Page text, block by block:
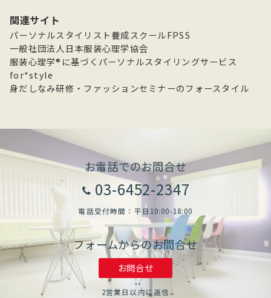
イ
ブ
関連サイト
パーソナルスタイリスト養成スクールFPSS
一般社団法人日本服装心理学協会
服装心理学®に基づくパーソナルスタイリングサービス
for*style
身だしなみ研修・ファッションセミナーのフォースタイル
お電話でのお問合せ
03-6452-2347
電話受付時間：平日10:00-18:00
フォームからのお問合せ
お問合せ
2営業日以内に返信